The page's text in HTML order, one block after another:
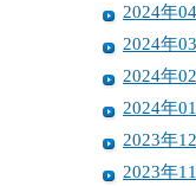
2024年
2024年
2024年
2024年
2023年
2023年